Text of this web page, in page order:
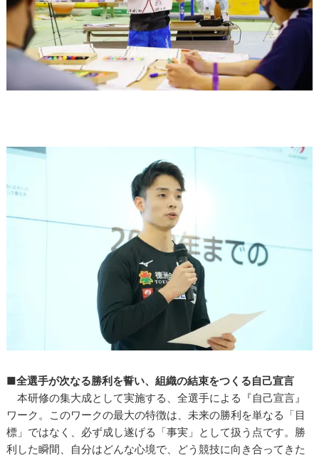
■全選手が次なる勝利を誓い、組織の結束をつくる自己宣言
本研修の集大成として実施する、全選手による『自己宣言』
ワーク。このワークの最大の特徴は、未来の勝利を単なる「目
標」ではなく、必ず成し遂げる「事実」として扱う点です。勝
利した瞬間、自分はどんな心境で、どう競技に向き合ってきた